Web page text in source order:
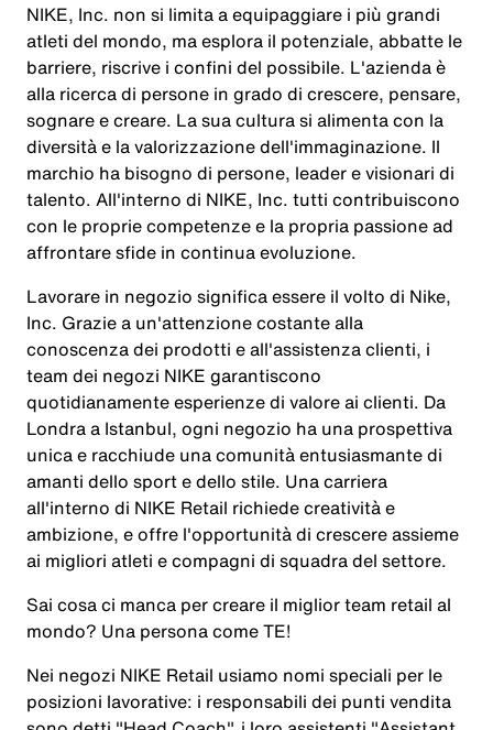
NIKE, Inc. non si limita a equipaggiare i più grandi
atleti del mondo, ma esplora il potenziale, abbatte le
barriere, riscrive i confini del possibile. L'azienda è
alla ricerca di persone in grado di crescere, pensare,
sognare e creare. La sua cultura si alimenta con la
diversità e la valorizzazione dell'immaginazione. Il
marchio ha bisogno di persone, leader e visionari di
talento. All'interno di NIKE, Inc. tutti contribuiscono
con le proprie competenze e la propria passione ad
affrontare sfide in continua evoluzione.
Lavorare in negozio significa essere il volto di Nike,
Inc. Grazie a un'attenzione costante alla
conoscenza dei prodotti e all'assistenza clienti, i
team dei negozi NIKE garantiscono
quotidianamente esperienze di valore ai clienti. Da
Londra a Istanbul, ogni negozio ha una prospettiva
unica e racchiude una comunità entusiasmante di
amanti dello sport e dello stile. Una carriera
all'interno di NIKE Retail richiede creatività e
ambizione, e offre l'opportunità di crescere assieme
ai migliori atleti e compagni di squadra del settore.
Sai cosa ci manca per creare il miglior team retail al
mondo? Una persona comeTE!
Nei negozi NIKE Retail usiamo nomi speciali per le
posizioni lavorative: i responsabili dei punti vendita